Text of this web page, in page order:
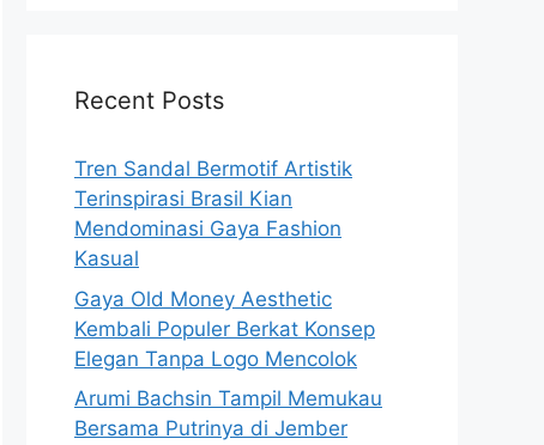
Recent Posts
Tren Sandal Bermotif Artistik
Terinspirasi Brasil Kian
Mendominasi Gaya Fashion
Kasual
Gaya Old Money Aesthetic
Kembali Populer Berkat Konsep
Elegan Tanpa Logo Mencolok
Arumi Bachsin Tampil Memukau
Bersama Putrinya di Jember